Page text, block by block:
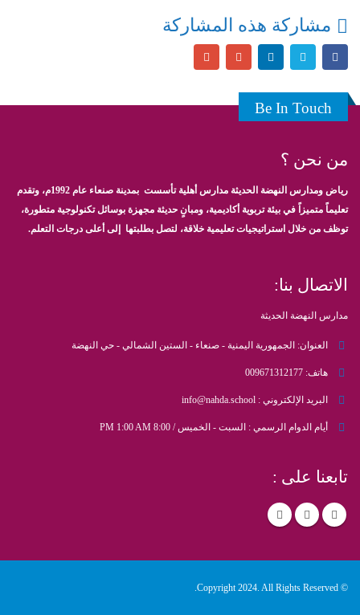
مشاركة هذه المشاركة
Be In Touch
من نحن ؟
رياض ومدارس النهضة الحديثة مدارس أهلية تأسست بمدينة صنعاء عام 1992م، وتقدم
تعليماً متميزاً في بيئة تربوية أكاديمية، ومبانٍ حديثة مجهزة بوسائل تكنولوجية متطورة،
توظف من خلال استراتيجيات تعليمية خلاقة، لتصل بطلبتها إلى أعلى درجات التعلم.
الاتصال بنا:
مدارس النهضة الحديثة
العنوان: الجمهورية اليمنية - صنعاء - الستين الشمالي - حي النهضة
هاتف: 009671312177
البريد الإلكتروني : info@nahda.school
أيام الدوام الرسمي : السبت - الخميس / 8:00 PM 1:00 AM
تابعنا على :
© Copyright 2024. All Rights Reserved.